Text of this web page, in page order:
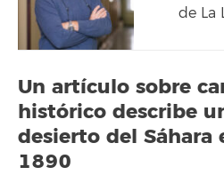
de La
Un artículo sobre
histórico describe
desierto del Sáhara
1890